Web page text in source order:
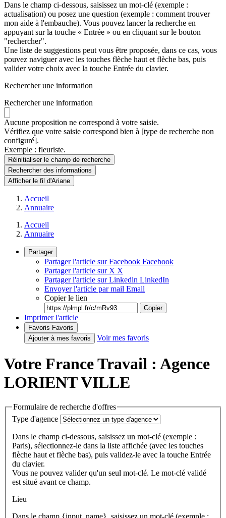
Dans le champ ci-dessous, saisissez un mot-clé (exemple :
actualisation) ou posez une question (exemple : comment trouver
mon aide à l'embauche). Vous pouvez lancer la recherche en
appuyant sur la touche « Entrée » ou en cliquant sur le bouton
"rechercher".
Une liste de suggestions peut vous être proposée, dans ce cas, vous
pouvez naviguer avec les touches flèche haut et flèche bas, puis
valider votre choix avec la touche Entrée du clavier.
Rechercher une information
Rechercher une information
Aucune proposition ne correspond à votre saisie.
Vérifiez que votre saisie correspond bien à [type de recherche non
configuré].
Exemple : fleuriste.
Réinitialiser le champ de recherche
Rechercherdes informations
Afficher le fil d'Ariane
Accueil
Annuaire
Accueil
Annuaire
Partager
Partager l'article sur Facebook Facebook
Partager l'article sur X X
Partager l'article sur Linkedin LinkedIn
Envoyer l'article par mail Email
Copier le lien
Copier
Imprimer l'article
Favoris Favoris
Ajouter à mes favoris
Voir mes favoris
Votre France Travail : Agence
LORIENT VILLE
Formulaire de recherche d'offres
Type d'agence
Dans le champ ci-dessous, saisissez un mot-clé (exemple :
Paris), sélectionnez-le dans la liste affichée (avec les touches
flèche haut et flèche bas), puis validez-le avec la touche Entrée
du clavier.
Vous ne pouvez valider qu'un seul mot-clé. Le mot-clé validé
est situé avant ce champ.
Lieu
Dans le champ {input_name}, saisissez un mot-clé (exemple :